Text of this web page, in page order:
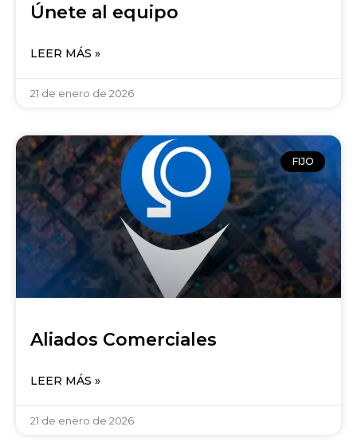
Únete al equipo
LEER MÁS »
21 de enero de 2026
FIJO
Aliados Comerciales
LEER MÁS »
21 de enero de 2026